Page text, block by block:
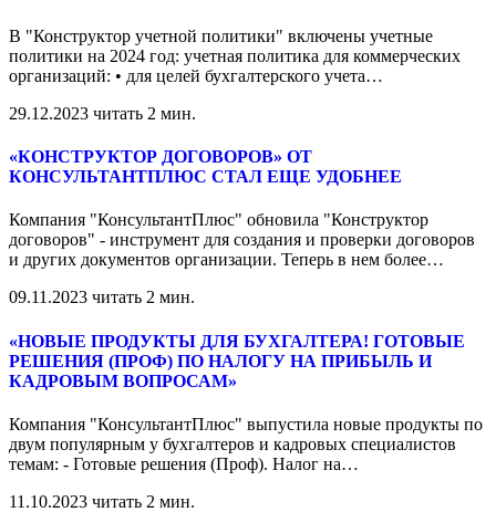
В "Конструктор учетной политики" включены учетные
политики на 2024 год: учетная политика для коммерческих
организаций: • для целей бухгалтерского учета…
29.12.2023 читать 2 мин.
«КОНСТРУКТОР ДОГОВОРОВ» ОТ
КОНСУЛЬТАНТПЛЮС СТАЛ ЕЩЕ УДОБНЕЕ
Компания "КонсультантПлюс" обновила "Конструктор
договоров" - инструмент для создания и проверки договоров
и других документов организации. Теперь в нем более…
09.11.2023 читать 2 мин.
«НОВЫЕ ПРОДУКТЫ ДЛЯ БУХГАЛТЕРА! ГОТОВЫЕ
РЕШЕНИЯ (ПРОФ) ПО НАЛОГУ НА ПРИБЫЛЬ И
КАДРОВЫМ ВОПРОСАМ»
Компания "КонсультантПлюс" выпустила новые продукты по
двум популярным у бухгалтеров и кадровых специалистов
темам: - Готовые решения (Проф). Налог на…
11.10.2023 читать 2 мин.